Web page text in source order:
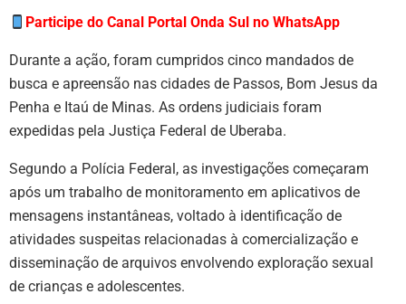
Participe do Canal Portal Onda Sul no WhatsApp
Durante a ação, foram cumpridos cinco mandados de
busca e apreensão nas cidades de Passos, Bom Jesus da
Penha e Itaú de Minas. As ordens judiciais foram
expedidas pela Justiça Federal de Uberaba.
Segundo a Polícia Federal, as investigações começaram
após um trabalho de monitoramento em aplicativos de
mensagens instantâneas, voltado à identificação de
atividades suspeitas relacionadas à comercialização e
disseminação de arquivos envolvendo exploração sexual
de crianças e adolescentes.